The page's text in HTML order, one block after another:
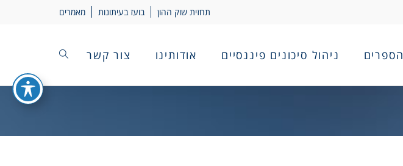
תחזית שוק ההון בועז בעיתונות מאמרים
הספרים ניהול סיכונים פיננסיים אודותינו צור קשר